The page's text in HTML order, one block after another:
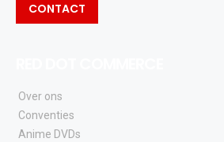
CONTACT
Over ons
Conventies
Anime DVDs